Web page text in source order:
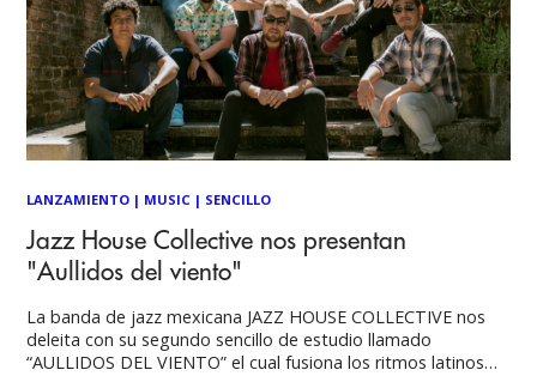
LANZAMIENTO | MUSIC | SENCILLO
Jazz House Collective nos presentan
"Aullidos del viento"
La banda de jazz mexicana JAZZ HOUSE COLLECTIVE nos
deleita con su segundo sencillo de estudio llamado
“AULLIDOS DEL VIENTO” el cual fusiona los ritmos latinos